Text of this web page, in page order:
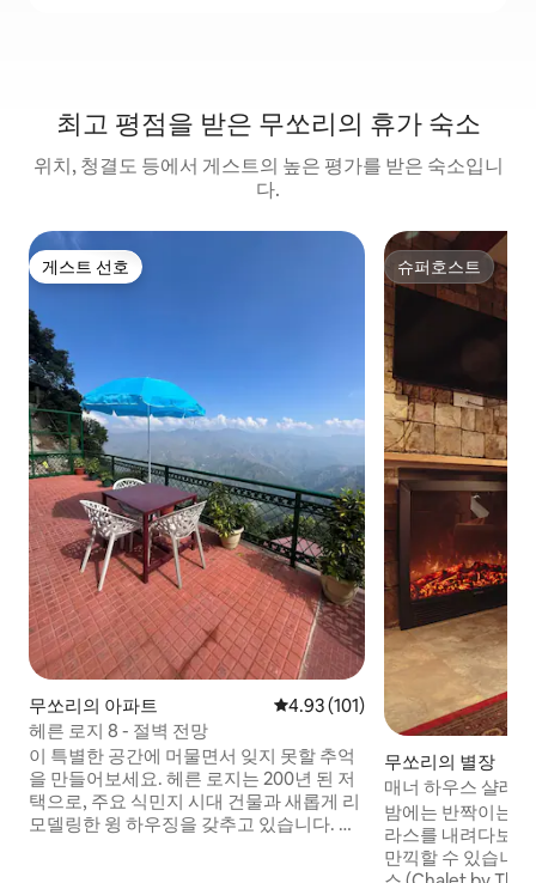
최고 평점을 받은 무쏘리의 휴가 숙소
위치, 청결도 등에서 게스트의 높은 평가를 받은 숙소입니
다.
게스트 선호
게스트 선호
무쏘리의 아파트 평점 4.93점(5점 만점), 후기 101
4.93 (101)
헤른 로지 8 - 절벽 전망
이 특별한 공간에 머물면서 잊지 못할 추억
을 만들어보세요. 헤른 로지는 200년 된 저
택으로, 주요 식민지 시대 건물과 새롭게 리
모델링한 윙 하우징을 갖추고 있습니다. 이
슈퍼호스트
슈퍼호스트
무쏘리의 별장
매너 하우스 샬레 -
있는 침실 3개.
밤에는 반짝이는
라스를 내려다보
만끽할 수 있습니